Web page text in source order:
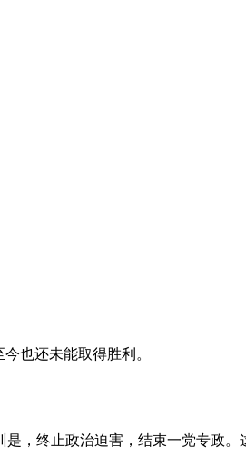
也还未能取得胜利。
，终止政治迫害，结束一党专政。